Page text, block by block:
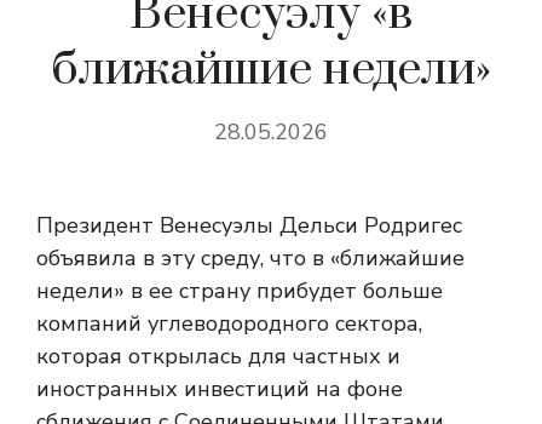
Венесуэлу «в
ближайшие недели»
28.05.2026
Президент Венесуэлы Дельси Родригес
объявила в эту среду, что в «ближайшие
недели» в ее страну прибудет больше
компаний углеводородного сектора,
которая открылась для частных и
иностранных инвестиций на фоне